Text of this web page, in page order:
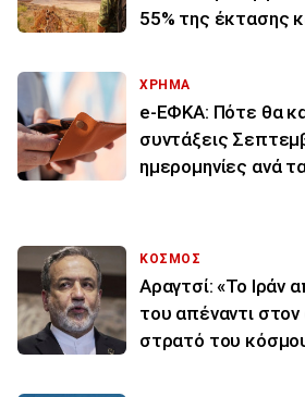
55% της έκτασης
ΧΡΗΜΑ
e-ΕΦΚΑ: Πότε θα
συντάξεις
ημερομηνίες ανά
ΚΟΣΜΟΣ
Αραγτσί: «Το Ιράν
του απέναντι
στρατό του